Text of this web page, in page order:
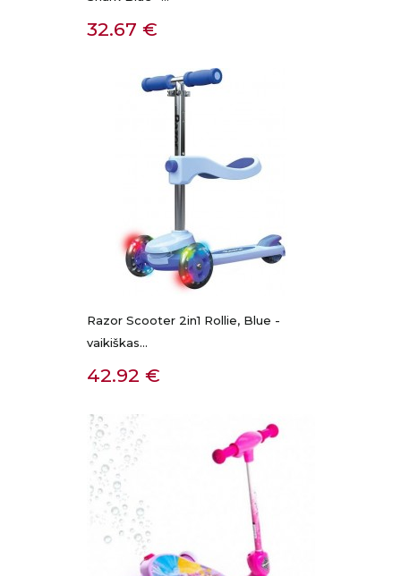
Kaina
32.67 €
Razor Scooter 2in1 Rollie, Blue -
vaikiškas...
Kaina
42.92 €